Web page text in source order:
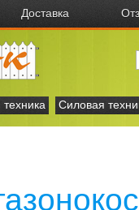
Доставка
Силовая